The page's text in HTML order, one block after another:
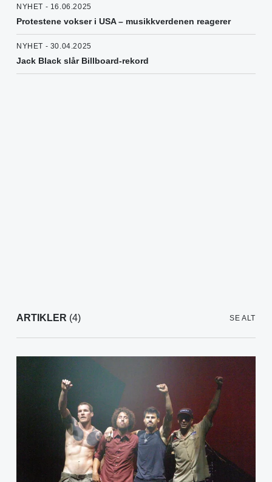
NYHET - 16.06.2025
Protestene vokser i USA – musikkverdenen reagerer
NYHET - 30.04.2025
Jack Black slår Billboard-rekord
ARTIKLER (4) SE ALT